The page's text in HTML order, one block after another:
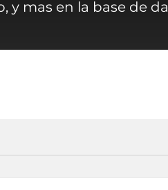
y mas en la base de